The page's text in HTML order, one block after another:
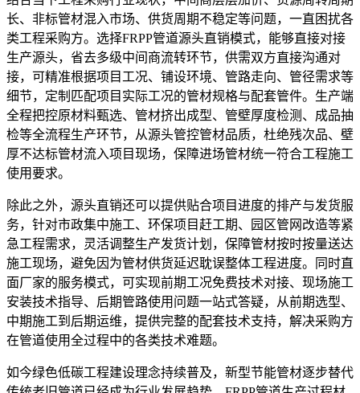
长、非标管材混入市场、供货周期不稳定等问题，一直困扰各
类工程采购方。选择FRPP管道源头直销模式，能够直接对接
生产源头，省去多级中间商流转环节，供需双方直接沟通对
接，可精准根据项目工况、铺设环境、管路走向、管径需求等
细节，定制匹配项目实际工况的管材规格与配套管件。生产端
全程把控原材料甄选、管材挤出成型、管壁厚度检测、成品抽
检等全流程生产环节，从源头管控管材品质，杜绝残次品、壁
厚不达标管材流入项目现场，保障进场管材统一符合工程施工
使用要求。
除此之外，源头直销还可以提供贴合项目进度的排产与发货服
务，针对市政集中施工、环保项目赶工期、园区管网改造等紧
急工程需求，灵活调整生产发货计划，保障管材按时按量送达
施工现场，避免因为管材供货延迟耽误整体工程进度。同时直
面厂家的服务模式，可实现前期工况免费技术对接、现场施工
安装技术指导、后期管路使用问题一站式答疑，从前期选型、
中期施工到后期运维，提供完整的配套技术支持，解决采购方
在管道使用全过程中的各类技术难题。
如今绿色低碳工程建设理念持续普及，新型节能管材逐步替代